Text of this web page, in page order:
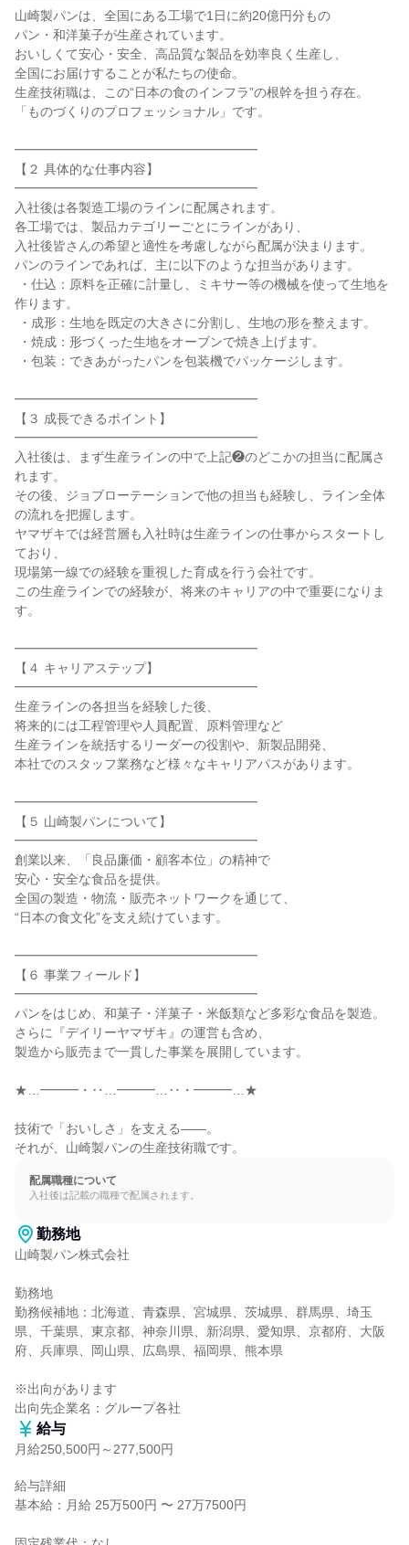
山崎製パンは、全国にある工場で1日に約20億円分もの
パン・和洋菓子が生産されています。
おいしくて安心・安全、高品質な製品を効率良く生産し、
全国にお届けすることが私たちの使命。
生産技術職は、この“日本の食のインフラ”の根幹を担う存在。
「ものづくりのプロフェッショナル」です。
━━━━━━━━━━━━━━━━━━━
【２ 具体的な仕事内容】
━━━━━━━━━━━━━━━━━━━
入社後は各製造工場のラインに配属されます。
各工場では、製品カテゴリーごとにラインがあり、
入社後皆さんの希望と適性を考慮しながら配属が決まります。
パンのラインであれば、主に以下のような担当があります。
作ります。
━━━━━━━━━━━━━━━━━━━
【３ 成長できるポイント】
━━━━━━━━━━━━━━━━━━━
入社後は、まず生産ラインの中で上記❷のどこかの担当に配属さ
れます。
その後、ジョブローテーションで他の担当も経験し、ライン全体
の流れを把握します。
ヤマザキでは経営層も入社時は生産ラインの仕事からスタートし
ており、
現場第一線での経験を重視した育成を行う会社です。
この生産ラインでの経験が、将来のキャリアの中で重要になりま
す。
━━━━━━━━━━━━━━━━━━━
【４ キャリアステップ】
━━━━━━━━━━━━━━━━━━━
生産ラインの各担当を経験した後、
将来的には工程管理や人員配置、原料管理など
生産ラインを統括するリーダーの役割や、新製品開発、
本社でのスタッフ業務など様々なキャリアパスがあります。
━━━━━━━━━━━━━━━━━━━
【５ 山崎製パンについて】
━━━━━━━━━━━━━━━━━━━
創業以来、「良品廉価・顧客本位」の精神で
安心・安全な食品を提供。
全国の製造・物流・販売ネットワークを通じて、
“日本の食文化”を支え続けています。
━━━━━━━━━━━━━━━━━━━
【６ 事業フィールド】
━━━━━━━━━━━━━━━━━━━
パンをはじめ、和菓子・洋菓子・米飯類など多彩な食品を製造。
さらに『デイリーヤマザキ』の運営も含め、
製造から販売まで一貫した事業を展開しています。
★…━━━・‥…━━━…‥・━━━…★
技術で「おいしさ」を支える――。
それが、山崎製パンの生産技術職です。
配属職種について
入社後は記載の職種で配属されます。
勤務地
山崎製パン株式会社
勤務地
勤務候補地：北海道、青森県、宮城県、茨城県、群馬県、埼玉
県、千葉県、東京都、神奈川県、新潟県、愛知県、京都府、大阪
府、兵庫県、岡山県、広島県、福岡県、熊本県
※出向があります
出向先企業名：グループ各社
給与
月給250,500円～277,500円
給与詳細
基本給：月給 25万500円 〜 27万7500円